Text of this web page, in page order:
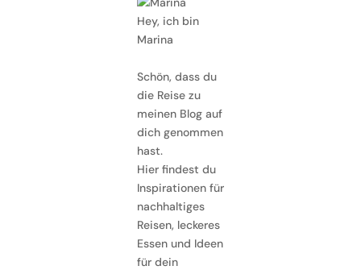
Hey, ich bin
Marina
Schön, dass du
die Reise zu
meinen Blog auf
dich genommen
hast.
Hier findest du
Inspirationen für
nachhaltiges
Reisen, leckeres
Essen und Ideen
für dein